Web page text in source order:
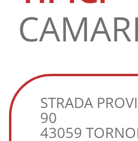
STRADA
90
43059